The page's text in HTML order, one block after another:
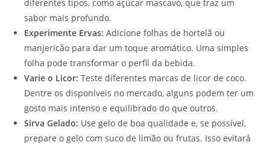
diferentes tipos, como açúcar mascavo, que traz um
sabor mais profundo.
Experimente Ervas: Adicione folhas de hortelã ou
manjericão para dar um toque aromático. Uma simples
folha pode transformar o perfil da bebida.
Varie o Licor: Teste diferentes marcas de licor de coco.
Dentre os disponíveis no mercado, alguns podem ter um
gosto mais intenso e equilibrado do que outros.
Sirva Gelado: Use gelo de boa qualidade e, se possível,
prepare o gelo com suco de limão ou frutas. Isso evitará